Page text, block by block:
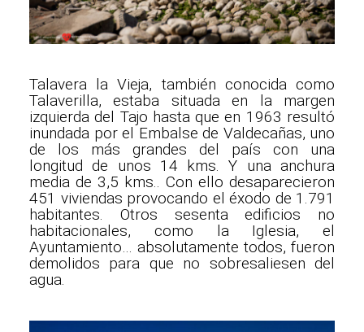
Talavera la Vieja, también conocida como
Talaverilla, estaba situada en la margen
izquierda del Tajo hasta que en 1963 resultó
inundada por el Embalse de Valdecañas, uno
de los más grandes del país con una
longitud de unos 14 kms. Y una anchura
media de 3,5 kms.. Con ello desaparecieron
451 viviendas provocando el éxodo de 1.791
habitantes. Otros sesenta edificios no
habitacionales, como la Iglesia, el
Ayuntamiento… absolutamente todos, fueron
demolidos para que no sobresaliesen del
agua.